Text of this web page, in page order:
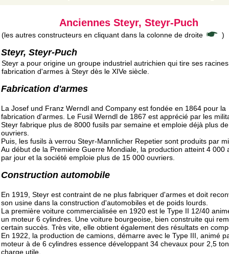
Anciennes Steyr, Steyr-Puch
(les autres constructeurs en cliquant dans la colonne de droite )
Steyr, Steyr-Puch
Steyr a pour origine un groupe industriel autrichien qui tire ses
fabrication d'armes à Steyr dès le XIVe siècle.
Fabrication d'armes
La Josef und Franz Werndl and Company est fondée en 1864 pour la
fabrication d'armes. Le Fusil Werndl de 1867 est apprécié par les
Steyr fabrique plus de 8000 fusils par semaine et emploie déjà plus
ouvriers.
Puis, les fusils à verrou Steyr-Mannlicher Repetier sont produits par
Au début de la Première Guerre Mondiale, la production atteint 4 000
par jour et la société emploie plus de 15 000 ouvriers.
Construction automobile
En 1919, Steyr est contraint de ne plus fabriquer d'armes et doit
son usine dans la construction d'automobiles et de poids lourds.
La première voiture commercialisée en 1920 est le Type II 12/40
un moteur 6 cylindres. Une voiture bourgeoise, bien construite qui
certain succès. Très vite, elle obtient également des résultats en
En 1922, la production de camions, démarre avec le Type III, animé
moteur à de 6 cylindres essence développant 34 chevaux pour 2,5
charge utile.